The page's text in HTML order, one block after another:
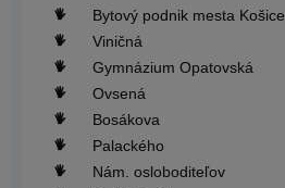
Bytový podnik mesta Košice
Viničná
Gymnázium Opatovská
Ovsená
Bosákova
Palackého
Nám. osloboditeľov